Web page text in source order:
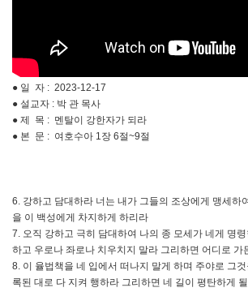
● 일 자 : 2023-12-17
● 설교자 : 박 관 목사
● 제 목 : 멘탈이 강한자가 되라
● 본 문 : 여호수아 1장 6절~9절
6. 강하고 담대하라 너는 내가 그들의 조상에게 맹세하
을 이 백성에게 차지하게 하리라
7. 오직 강하고 극히 담대하여 나의 종 모세가 네게 명
하고 우로나 좌로나 치우치지 말라 그리하면 어디로 가
8. 이 율법책을 네 입에서 떠나지 말게 하며 주야로 그것
록된 대로 다 지켜 행하라 그리하면 네 길이 평탄하게